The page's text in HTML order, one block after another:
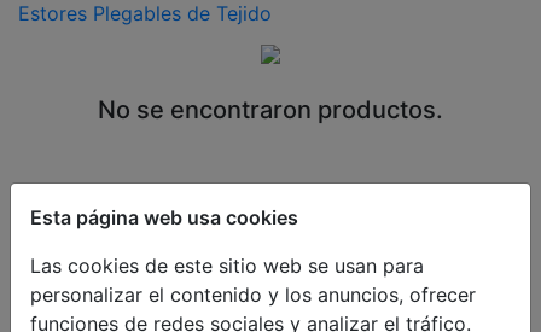
Esta página web usa cookies
Las cookies de este sitio web se usan para
personalizar el contenido y los anuncios, ofrecer
funciones de redes sociales y analizar el tráfico.
Estores Plegables de Tejido
No se encontraron productos.